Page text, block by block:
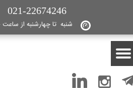
شنبه تا چهارشنبه از ساعت 17:30 الی 09:00
021-22674246